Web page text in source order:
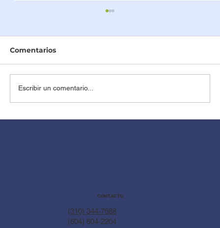
Comentarios
Escribir un comentario...
CONTACTO
(310) 344-7688
(604) 604-2204